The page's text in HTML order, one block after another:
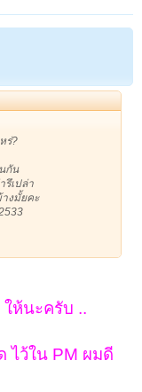
ร่?
กัน
รึเปล่า
งมั้ยคะ
ให้นะครับ ..
ไว้ใน PM ผมดี